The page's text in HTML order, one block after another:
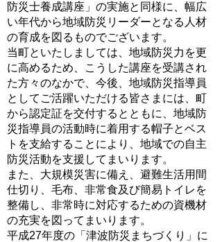
防災士養成講座」の実施と同様に、幅広
い年代から地域防災リーダーとなる人材
の育成を図るものでございます。
当町といたしましては、地域防災力を更
に高めるため、こうした講座を受講され
た方々のなかで、今後、地域防災指導員
としてご活躍いただける皆さまには、町
から認定証を交付するとともに、地域防
災指導員の活動時に着用する帽子とベス
トを支給することにより、地域での自主
防災活動を支援してまいります。
また、大規模災害に備え、避難生活用間
仕切り、毛布、非常食及び簡易トイレを
整備し、非常時に対応するための資機材
の充実を図ってまいります。
平成27年度の「津波防災まちづくり」に